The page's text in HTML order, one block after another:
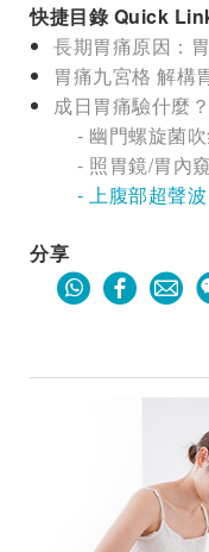
快捷目錄 Quick
長期胃痛原因：
胃痛九宮格 解構
成日胃痛驗什麼
- 幽門螺旋菌
- 照胃鏡/胃內
- 上腹部超聲波
分享